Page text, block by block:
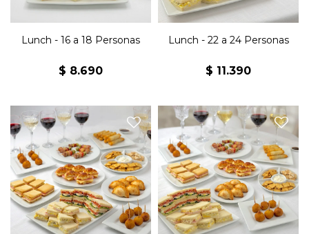
Lunch - 16 a 18 Personas
$ 8.690
Lunch - 22 a 24 Personas
$ 11.390
12 sándwiches de jamón y
queso, 12 sándwiches
olímpicos, 12 sándwiches
surtidos, 8 jesuitas de jamón
y queso. 8 medialunitas de
jamón y queso, 8
empanaditas, 10 villaroi, 10
arrolladitos primavera, 10
mini brochettes, 1 snack
horneado x3, 1/2Kg de
masitas
24 sándwiches jamón y
queso, 24 sándwiches
olímpicos, 24 sándwiches
surtidos, 16 jesuitas jamón y
queso, 16 medialunitas
jamón y queso, 16
empanaditas, 20 villaroi, 20
arrolladitos primavera, 20
mini brochettes, 1 snack
horneado x3 y 1 Kg de
masitas.